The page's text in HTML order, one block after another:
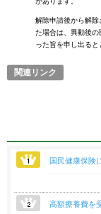
解除申請後から解
た場合は、異動後
った旨を申し出ると
国民健康保険
高額療養費を